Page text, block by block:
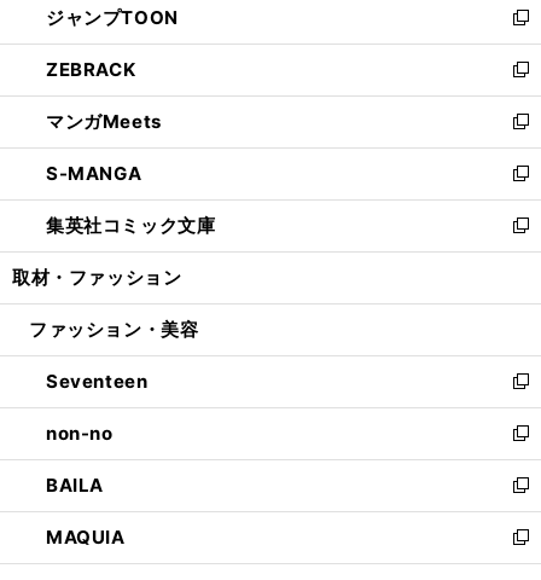
く
で
開
く
ド
ウ
で
開
く
ィ
ン
ド
ウ
で
開
く
い
ウ
ィ
ン
ド
ウ
で
開
く
ジャンプTOON
新
し
い
ウ
ィ
ン
ド
ウ
で
開
ZEBRACK
新
し
い
ウ
ィ
ン
ド
ウ
開
マンガMeets
新
し
い
ウ
ィ
ン
ウ
開
く
S-MANGA
新
し
い
ウ
ン
ウ
で
開
く
集英社コミック文庫
新
し
ウ
ン
ド
ウ
で
開
く
取材・ファッション
ファッション・美容
Seventeen
新
し
い
ウ
ィ
ン
ド
ウ
non-no
新
し
い
ウ
ィ
ン
BAILA
新
し
い
ウ
MAQUIA
新
し